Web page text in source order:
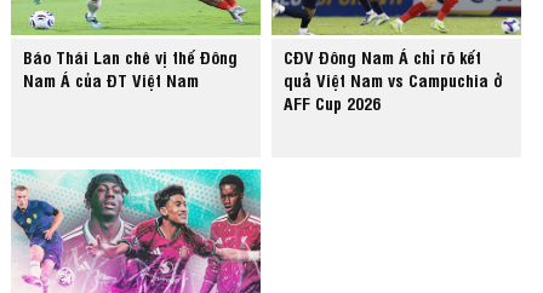
Báo Thái Lan chê vị thế Đông
Nam Á của ĐT Việt Nam
CĐV Đông Nam Á chỉ rõ kết
quả Việt Nam vs Campuchia ở
AFF Cup 2026